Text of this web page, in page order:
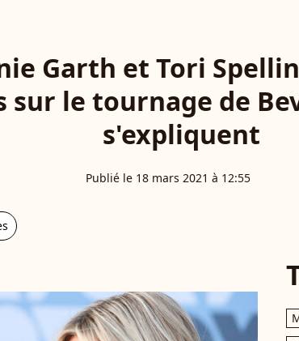
Garth et Tori
sur le tournage de
s'expliquent
Publié le 18 mars 2021 à 12:55